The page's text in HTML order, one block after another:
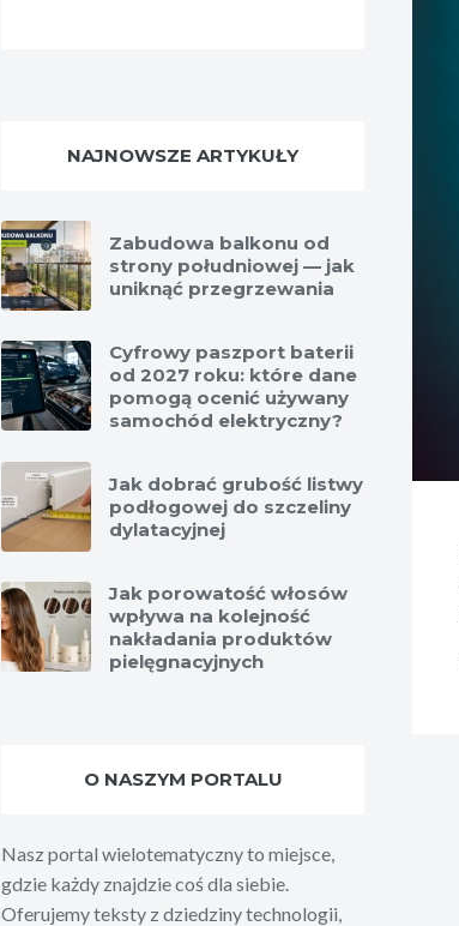
NAJNOWSZE ARTYKUŁY
Zabudowa balkonu od
strony południowej — jak
uniknąć przegrzewania
Cyfrowy paszport baterii
od 2027 roku: które dane
pomogą ocenić używany
samochód elektryczny?
Jak dobrać grubość listwy
podłogowej do szczeliny
dylatacyjnej
Jak porowatość włosów
wpływa na kolejność
nakładania produktów
pielęgnacyjnych
O NASZYM PORTALU
Nasz portal wielotematyczny to miejsce,
gdzie każdy znajdzie coś dla siebie.
Oferujemy teksty z dziedziny technologii,